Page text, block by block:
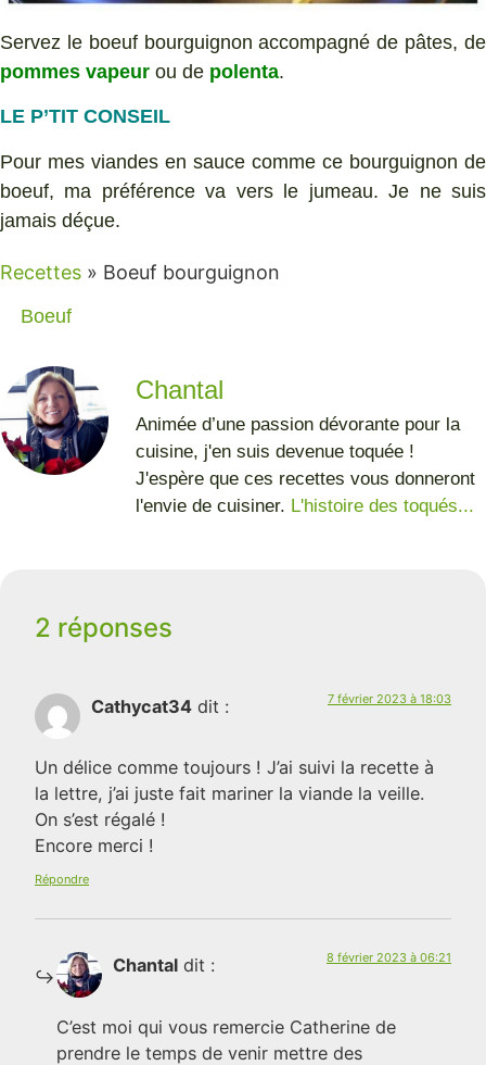
Servez le boeuf bourguignon accompagné de pâtes, de
pommes vapeur ou de polenta.
LE P’TIT CONSEIL
Pour mes viandes en sauce comme ce bourguignon de
boeuf, ma préférence va vers le jumeau. Je ne suis
jamais déçue.
Recettes » Boeuf bourguignon
Boeuf
Chantal
Animée d’une passion dévorante pour la
cuisine, j'en suis devenue toquée !
J'espère que ces recettes vous donneront
l'envie de cuisiner. L'histoire des toqués...
2 réponses
Cathycat34 dit : 7 février 2023 à 18:03
Un délice comme toujours ! J’ai suivi la recette à
la lettre, j’ai juste fait mariner la viande la veille.
On s’est régalé !
Encore merci !
Répondre
Chantal dit : 8 février 2023 à 06:21
C’est moi qui vous remercie Catherine de
prendre le temps de venir mettre des